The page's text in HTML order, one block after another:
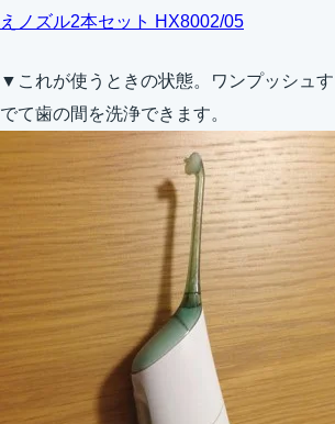
えノズル2本セット HX8002/05
▼これが使うときの状態。ワンプッシュ
でて歯の間を洗浄できます。